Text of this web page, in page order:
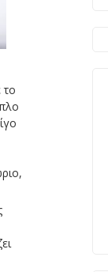
το